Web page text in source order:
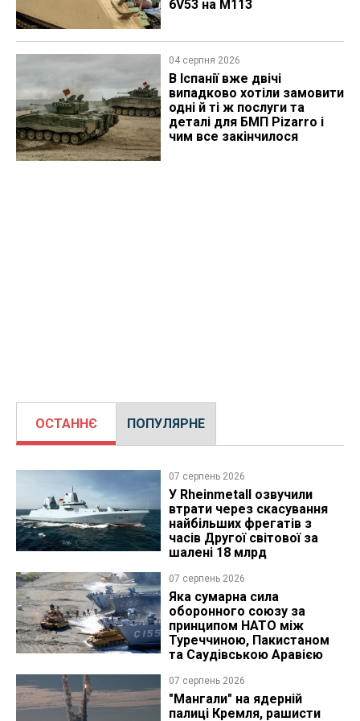
6V53 на M113
04 серпня 2026
В Іспанії вже двічі
випадково хотіли замовити
одні й ті ж послуги та
деталі для БМП Pizarro і
чим все закінчилося
ОСТАННЄ ПОПУЛЯРНЕ
07 серпень 2026
У Rheinmetall озвучили
втрати через скасування
найбільших фрегатів з
часів Другої світової за
шалені 18 млрд
07 серпень 2026
Яка сумарна сила
оборонного союзу за
принципом НАТО між
Туреччиною, Пакистаном
та Саудівською Аравією
07 серпень 2026
"Мангали" на ядерній
палиці Кремля, рашисти